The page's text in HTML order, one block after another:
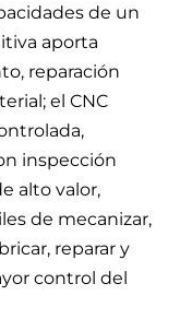
de un
aporta
reparación
el CNC
inspección
alto valor,
de mecanizar,
reparar y
control del